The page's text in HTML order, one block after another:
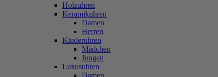
Holzuhren
Keramikuhren
Damen
Herren
Kinderuhren
Mädchen
Jungen
Luxusuhren
Damen